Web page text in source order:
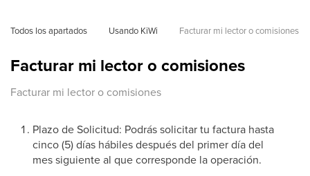
Todos los apartados Usando KiWi Facturar mi lector o comisiones
Facturar mi lector o comisiones
Facturar mi lector o comisiones
Plazo de Solicitud: Podrás solicitar tu factura hasta
cinco (5) días hábiles después del primer día del
mes siguiente al que corresponde la operación.